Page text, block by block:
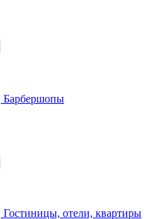
Барбершопы
Гостиницы, отели, квартиры